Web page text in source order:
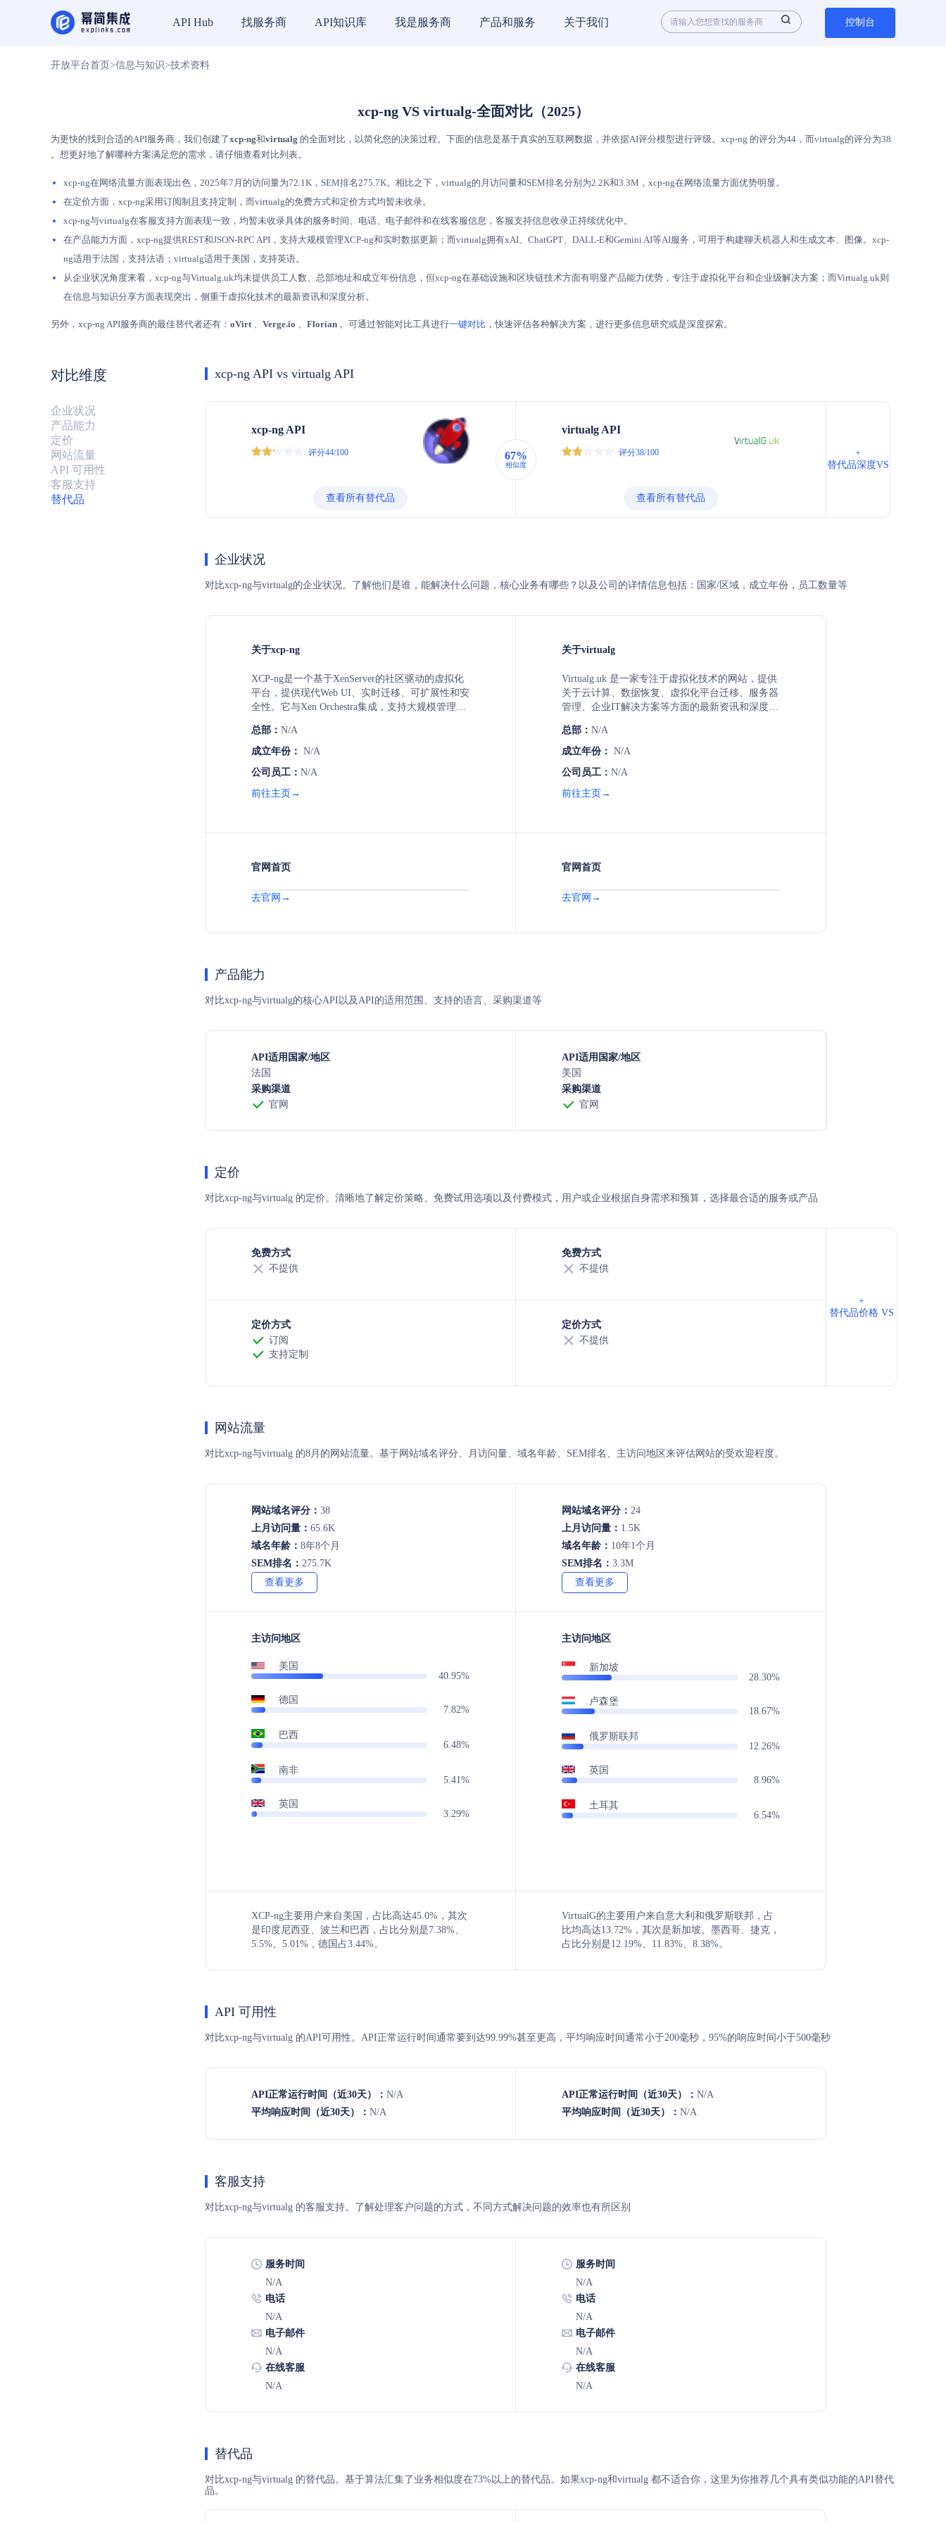
API Hub 找服务商 API知识库 我是服务商 产品和服务 关于我们 控制台
开放平台首页 >信息与知识>技术资料
xcp-ng VS virtualg-全面对比（2025）
为更快的找到合适的API服务商，我们创建了xcp-ng和virtualg 的全面对比，以简化您的决策过程。下面的信息是基于真实的互联网数据，并依据AI评分模型进行评级。xcp-ng 的评分为44，而virtualg的评分为38
。想更好地了解哪种方案满足您的需求，请仔细查看对比列表。
xcp-ng在网络流量方面表现出色，2025年7月的访问量为72.1K，SEM排名275.7K。相比之下，virtualg的月访问量和SEM排名分别为2.2K和3.3M，xcp-ng在网络流量方面优势明显。
在定价方面，xcp-ng采用订阅制且支持定制，而virtualg的免费方式和定价方式均暂未收录。
xcp-ng与virtualg在客服支持方面表现一致，均暂未收录具体的服务时间、电话、电子邮件和在线客服信息，客服支持信息收录正持续优化中。
在产品能力方面，xcp-ng提供REST和JSON-RPC API，支持大规模管理XCP-ng和实时数据更新；而virtualg拥有xAI、ChatGPT、DALL-E和Gemini AI等AI服务，可用于构建聊天机器人和生成文本、图像。xcp-
ng适用于法国，支持法语；virtualg适用于美国，支持英语。
从企业状况角度来看，xcp-ng与Virtualg.uk均未提供员工人数、总部地址和成立年份信息，但xcp-ng在基础设施和区块链技术方面有明显产品能力优势，专注于虚拟化平台和企业级解决方案；而Virtualg.uk则
在信息与知识分享方面表现突出，侧重于虚拟化技术的最新资讯和深度分析。
另外，xcp-ng API服务商的最佳替代者还有： oVirt 、 Verge.io 、 Florian 。可通过智能对比工具进行一键对比 ，快速评估各种解决方案，进行更多信息研究或是深度探索。
对比维度
企业状况
产品能力
定价
网站流量
API 可用性
客服支持
替代品
xcp-ng API vs virtualg API
xcp-ng API
评分44/100
查看所有替代品
67%
相似度
virtualg API
评分38/100
查看所有替代品
+
替代品深度VS
企业状况
对比xcp-ng与virtualg的企业状况。了解他们是谁，能解决什么问题，核心业务有哪些？以及公司的详情信息包括：国家/区域，成立年份，员工数量等
关于xcp-ng
XCP-ng是一个基于XenServer的社区驱动的虚拟化
平台，提供现代Web UI、实时迁移、可扩展性和安
全性。它与Xen Orchestra集成，支持大规模管理、
案。XCP-ng是Xen Project的官方部分，由Vates提供
商业支持，致力于为企业提供全面的虚拟化和备份
总部： N/A
成立年份： N/A
公司员工： N/A
前往主页→
关于virtualg
Virtualg.uk 是一家专注于虚拟化技术的网站，提供
关于云计算、数据恢复、虚拟化平台迁移、服务器
管理、企业IT解决方案等方面的最新资讯和深度分
展，如Clumio Backtrack、VMware Cloud
Foundation、Azure Stack HCI等，以及提供相关的
总部： N/A
成立年份： N/A
公司员工： N/A
前往主页→
官网首页
去官网→
官网首页
去官网→
产品能力
对比xcp-ng与virtualg的核心API以及API的适用范围、支持的语言、采购渠道等
API适用国家/地区
法国
采购渠道
官网
API适用国家/地区
美国
采购渠道
官网
定价
对比xcp-ng与virtualg 的定价。清晰地了解定价策略、免费试用选项以及付费模式，用户或企业根据自身需求和预算，选择最合适的服务或产品
免费方式
不提供
免费方式
不提供
定价方式
订阅
支持定制
定价方式
不提供
+
替代品价格 VS
网站流量
对比xcp-ng与virtualg 的8月的网站流量。基于网站域名评分、月访问量、域名年龄、SEM排名、主访问地区来评估网站的受欢迎程度。
网站域名评分： 38
上月访问量： 65.6K
域名年龄： 8年8个月
SEM排名： 275.7K
查看更多
主访问地区
美国
40.95%
德国
7.82%
巴西
6.48%
南非
5.41%
英国
3.29%
XCP-ng主要用户来自美国，占比高达45.0%，其次
是印度尼西亚、波兰和巴西，占比分别是7.38%、
5.5%、5.01%，德国占3.44%。
网站域名评分： 24
上月访问量： 1.5K
域名年龄： 10年1个月
SEM排名： 3.3M
查看更多
主访问地区
新加坡
28.30%
卢森堡
18.67%
俄罗斯联邦
12.26%
英国
8.96%
土耳其
6.54%
VirtualG的主要用户来自意大利和俄罗斯联邦，占
比均高达13.72%，其次是新加坡、墨西哥、捷克，
占比分别是12.19%、11.83%、8.38%。
API 可用性
对比xcp-ng与virtualg 的API可用性。API正常运行时间通常要到达99.99%甚至更高，平均响应时间通常小于200毫秒，95%的响应时间小于500毫秒
API正常运行时间（近30天）： N/A
平均响应时间（近30天）： N/A
API正常运行时间（近30天）： N/A
平均响应时间（近30天）： N/A
客服支持
对比xcp-ng与virtualg 的客服支持。了解处理客户问题的方式，不同方式解决问题的效率也有所区别
服务时间
N/A
电话
N/A
电子邮件
N/A
在线客服
N/A
服务时间
N/A
电话
N/A
电子邮件
N/A
在线客服
N/A
替代品
对比xcp-ng与virtualg 的替代品。基于算法汇集了业务相似度在73%以上的替代品。如果xcp-ng和virtualg 都不适合你，这里为你推荐几个具有类似功能的API替代
品。